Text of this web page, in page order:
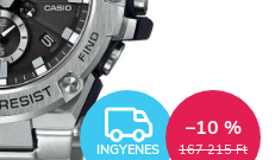
INGYENES 167 215 Ft
–10 %